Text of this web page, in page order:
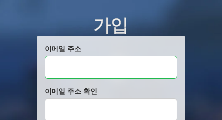
가입
이메일 주소
이메일 주소 확인